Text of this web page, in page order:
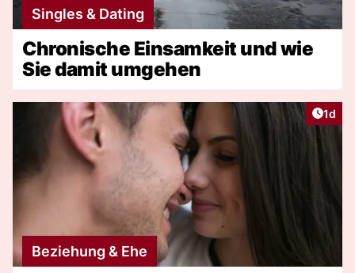
Singles & Dating
Chronische Einsamkeit und wie
Sie damit umgehen
1d
Beziehung & Ehe